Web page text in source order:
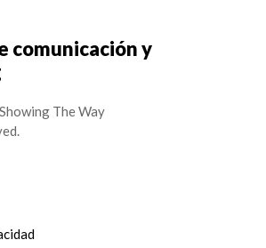
comunicación y
The Way